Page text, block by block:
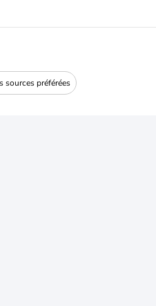
sources préférées